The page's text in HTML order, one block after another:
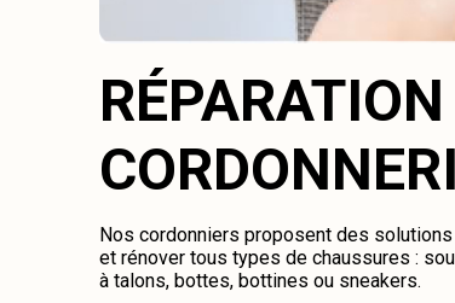
Nos cordonniers proposent des
et rénover tous types de chaussures :
à talons, bottes, bottines ou sneakers.